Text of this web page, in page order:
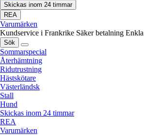
Skickas inom 24 timmar
REA
Varumärken
Kundservice i Frankrike Säker betalning
Sök
Sommarspecial
Återhämtning
Ridutrustning
Hästskötare
Västerländsk
Stall
Hund
Skickas inom 24 timmar
REA
Varumärken